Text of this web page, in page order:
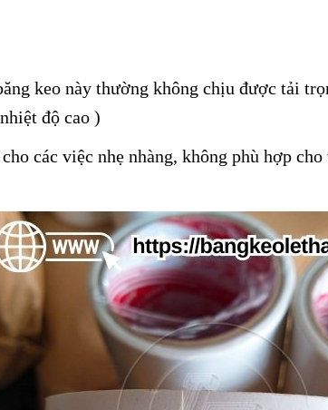
keo này thường không chịu được tải
độ cao )
các việc nhẹ nhàng, không phù hợp cho